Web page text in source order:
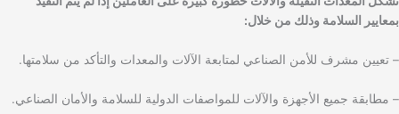
بمعايير السلامة وذلك من خلال:
– تعيين مشرف للأمن الصناعي لمتابعة الآلات والمعدات والتأكد من سلامتها.
– مطابقة جميع الأجهزة والآلات للمواصفات الدولية للسلامة والأمان الصناعي.